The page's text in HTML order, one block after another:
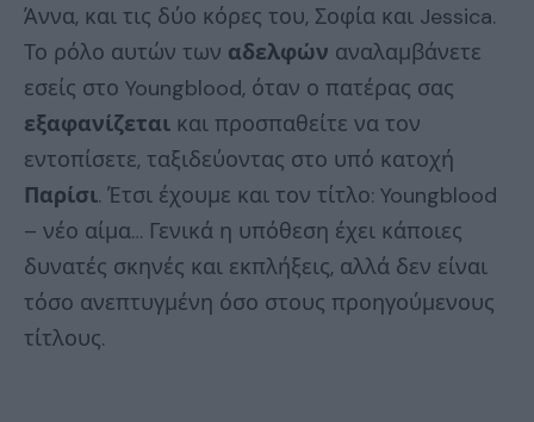
Άννα, και τις δύο κόρες του, Σοφία και Jessica.
Το ρόλο αυτών των αδελφών αναλαμβάνετε
εσείς στο Youngblood, όταν ο πατέρας σας
εξαφανίζεται και προσπαθείτε να τον
εντοπίσετε, ταξιδεύοντας στο υπό κατοχή
Παρίσι. Έτσι έχουμε και τον τίτλο: Youngblood
– νέο αίμα… Γενικά η υπόθεση έχει κάποιες
δυνατές σκηνές και εκπλήξεις, αλλά δεν είναι
τόσο ανεπτυγμένη όσο στους προηγούμενους
τίτλους.